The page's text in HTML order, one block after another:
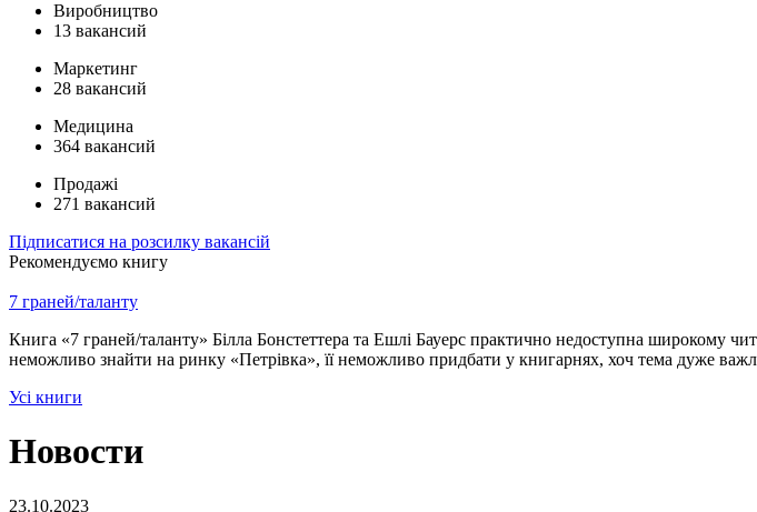
Виробництво
13 вакансий
Маркетинг
28 вакансий
Медицина
364 вакансий
Продажі
271 вакансий
Підписатися на розсилку вакансій
Рекомендуємо книгу
7 граней/таланту
Книга «7 граней/таланту» Білла Бонстеттера та Ешлі Бауерс практично недоступна широкому
неможливо знайти на ринку «Петрівка», її неможливо придбати у книгарнях, хоч тема дуже
Усі книги
Новости
23.10.2023